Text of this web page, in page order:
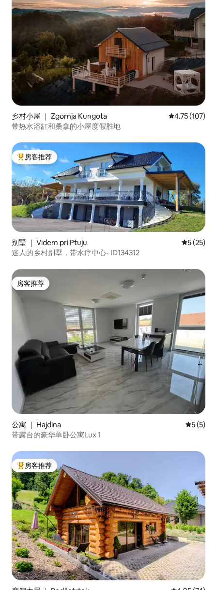
乡村小屋 ｜ Zgornja Kungota 平均评分 4.75
4.75 (107)
带热水浴缸和桑拿的小屋度假胜地
热门「房客推荐」
房客推荐
别墅 ｜ Videm pri Ptuju 平均评分
5 (25)
迷人的乡村别墅，带水疗中心- ID134312
房客推荐
房客推荐
公寓 ｜ Hajdina 平均评分
5 (5)
带露台的豪华单卧公寓Lux 1
热门「房客推荐」
房客推荐